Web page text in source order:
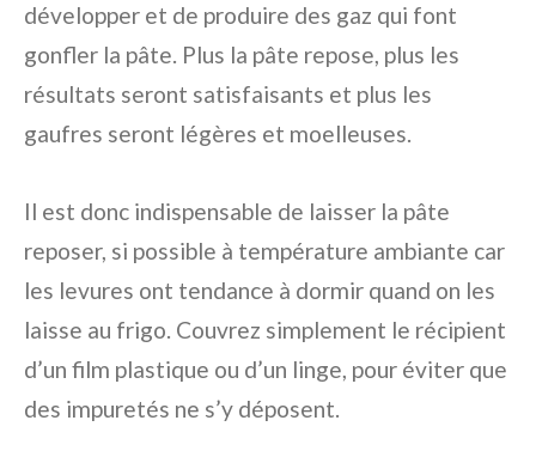
développer et de produire des gaz qui font
gonfler la pâte. Plus la pâte repose, plus les
résultats seront satisfaisants et plus les
gaufres seront légères et moelleuses.
Il est donc indispensable de laisser la pâte
reposer, si possible à température ambiante car
les levures ont tendance à dormir quand on les
laisse au frigo. Couvrez simplement le récipient
d’un film plastique ou d’un linge, pour éviter que
des impuretés ne s’y déposent.